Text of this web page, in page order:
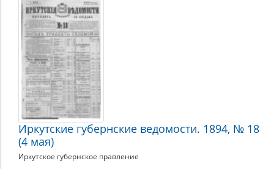
Иркутские губернские ведомости. 1894, № 18
(4 мая)
Иркутское губернское правление